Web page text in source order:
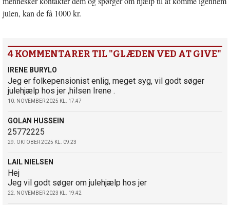
julen, kan de få 1000 kr.
4 KOMMENTARER TIL "GLÆDEN VED AT GIVE"
IRENE BURYLO
Jeg er folkepensionist enlig, meget syg, vil godt søger
julehjælp hos jer ,hilsen Irene .
10. NOVEMBER 2025 KL. 17:47
GOLAN HUSSEIN
25772225
29. OKTOBER 2025 KL. 09:23
LAIL NIELSEN
Hej
Jeg vil godt søger om julehjælp hos jer
22. NOVEMBER 2023 KL. 19:42